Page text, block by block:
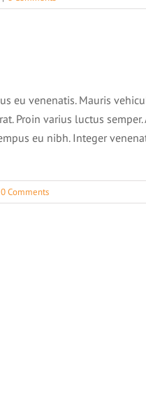
eu venenatis. Mauris
Proin varius luctus
eu nibh. Integer
0 Comments